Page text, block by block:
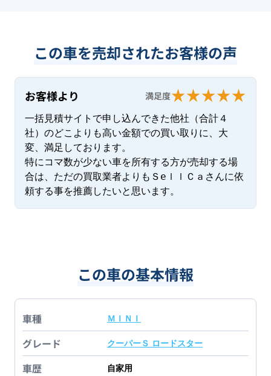
この車を売却されたお客様の声
お客様より 満足度
一括見積サイトで申し込んできた他社（合計４
社）のどこよりも高い金額での買い取りに、大
変、満足しております。
特にコマ数が少ない車を所有する方が売却する場
合は、ただの買取業者よりもＳeｌｌＣａさんに依
頼する事を推薦したいと思います。
この車の基本情報
車種 ＭＩＮＩ
グレード クーパーＳ ロードスター
車歴 自家用